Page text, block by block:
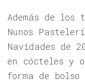
Además de
Nunos
Navidades de
en cócteles y
forma de